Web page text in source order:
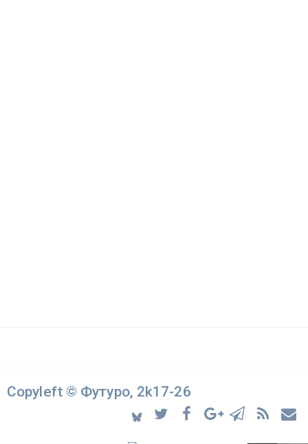
Copyleft © Футуро, 2k17-26